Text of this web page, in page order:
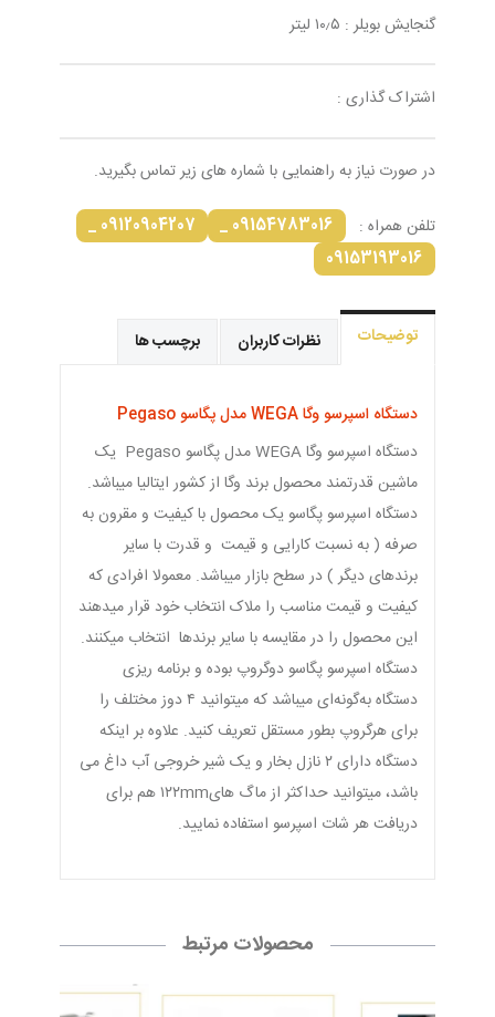
گنجایش بویلر : ۱۰٫۵ لیتر
اشتراک گذاری :
در صورت نیاز به راهنمایی با شماره های زیر تماس بگیرید.
تلفن همراه : 09154783016 _
09120904207 _
09153193016
توضیحات نظرات کاربران برچسب ها
دستگاه اسپرسو وگا WEGA مدل پگاسو Pegaso
دستگاه اسپرسو وگا WEGA مدل پگاسو Pegaso یک
ماشین قدرتمند محصول برند وگا از کشور ایتالیا میباشد.
دستگاه اسپرسو پگاسو یک محصول با کیفیت و مقرون به
صرفه ( به نسبت کارایی و قیمت و قدرت با سایر
برندهای دیگر ) در سطح بازار میباشد. معمولا افرادی که
کیفیت و قیمت مناسب را ملاک انتخاب خود قرار میدهند
این محصول را در مقایسه با سایر برندها انتخاب میکنند.
دستگاه اسپرسو پگاسو دوگروپ بوده و برنامه ریزی
دستگاه به‌گونه‌ای میباشد که میتوانید ۴ دوز مختلف را
برای هرگروپ بطور مستقل تعریف کنید. علاوه بر اینکه
دستگاه دارای ۲ نازل بخار و یک شیر خروجی آب داغ می
باشد، میتوانید حداکثر از ماگ های۱۲۲mm هم برای
دریافت هر شات اسپرسو استفاده نمایید.
محصولات مرتبط